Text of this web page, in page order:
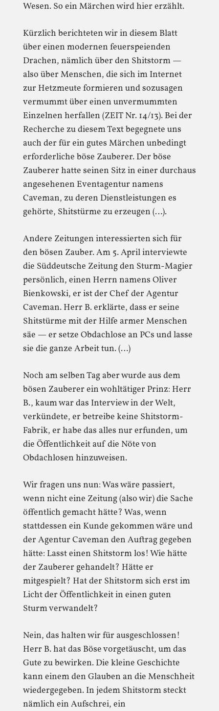
Wesen. So ein Märchen wird hier erzählt.
Kürzlich berichteten wir in diesem Blatt
über einen modernen feuerspeienden
Drachen, nämlich über den Shitstorm —
also über Menschen, die sich im Internet
zur Hetzmeute formieren und sozusagen
vermummt über einen unvermummten
Einzelnen herfallen (ZEIT Nr. 14/13). Bei der
Recherche zu diesem Text begegnete uns
auch der für ein gutes Märchen unbedingt
erforderliche böse Zauberer. Der böse
Zauberer hatte seinen Sitz in einer durchaus
angesehenen Eventagentur namens
Caveman, zu deren Dienstleistungen es
gehörte, Shitstürme zu erzeugen (…).
Andere Zeitungen interessierten sich für
den bösen Zauber. Am 5. April interviewte
die Süddeutsche Zeitung den Sturm-Magier
persönlich, einen Herrn namens Oliver
Bienkowski, er ist der Chef der Agentur
Caveman. Herr B. erklärte, dass er seine
Shitstürme mit der Hilfe armer Menschen
säe — er setze Obdachlose an PCs und lasse
sie die ganze Arbeit tun. (…)
Noch am selben Tag aber wurde aus dem
bösen Zauberer ein wohltätiger Prinz: Herr
B., kaum war das Interview in der Welt,
verkündete, er betreibe keine Shitstorm-
Fabrik, er habe das alles nur erfunden, um
die Öffentlichkeit auf die Nöte von
Obdachlosen hinzuweisen.
Wir fragen uns nun: Was wäre passiert,
wenn nicht eine Zeitung (also wir) die Sache
öffentlich gemacht hätte? Was, wenn
stattdessen ein Kunde gekommen wäre und
der Agentur Caveman den Auftrag gegeben
hätte: Lasst einen Shitstorm los! Wie hätte
der Zauberer gehandelt? Hätte er
mitgespielt? Hat der Shitstorm sich erst im
Licht der Öffentlichkeit in einen guten
Sturm verwandelt?
Nein, das halten wir für ausgeschlossen!
Herr B. hat das Böse vorgetäuscht, um das
Gute zu bewirken. Die kleine Geschichte
kann einem den Glauben an die Menschheit
wiedergegeben. In jedem Shitstorm steckt
nämlich ein Aufschrei, ein